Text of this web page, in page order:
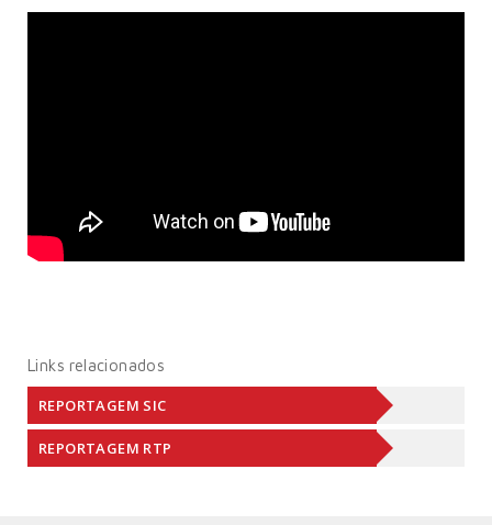
Links relacionados
REPORTAGEM SIC
REPORTAGEM RTP